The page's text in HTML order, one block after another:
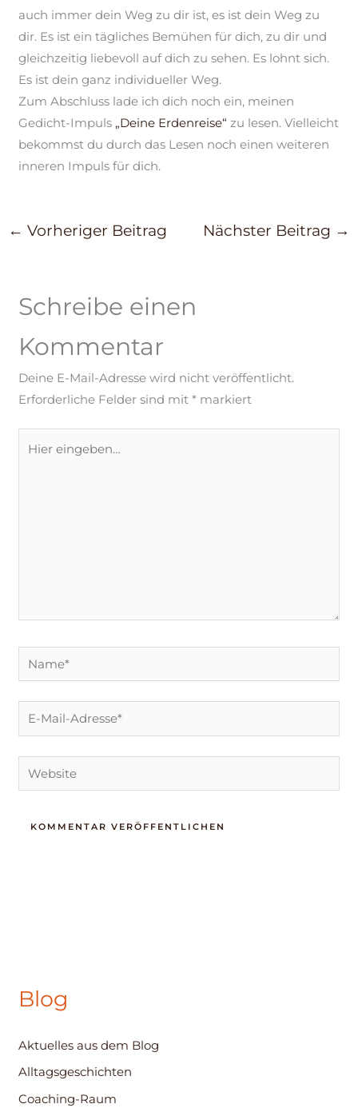
auch immer dein Weg zu dir ist, es ist dein Weg zu
dir. Es ist ein tägliches Bemühen für dich, zu dir und
gleichzeitig liebevoll auf dich zu sehen. Es lohnt sich.
Es ist dein ganz individueller Weg.
Zum Abschluss lade ich dich noch ein, meinen
Gedicht-Impuls „Deine Erdenreise“ zu lesen. Vielleicht
bekommst du durch das Lesen noch einenweiteren
inneren Impuls für dich.
← Vorheriger Beitrag Nächster Beitrag →
Schreibe einen
Kommentar
Deine E-Mail-Adresse wird nicht veröffentlicht.
Erforderliche Felder sind mit* markiert
eingeben…
Name*
E-
Mail-
Adresse*
Website
Blog
Aktuelles aus dem Blog
Alltagsgeschichten
Coaching-Raum